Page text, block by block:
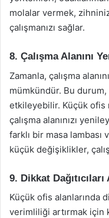
molalar vermek,
çalışmanızı sağlar.
8. Çalışma Alanını
Zamanla, çalışma
mümkündür. Bu
etkileyebilir. Küçük ofis
çalışma alanınızı
farklı bir masa
küçük değişiklikler,
9. Dikkat
Küçük ofis alanlarında
verimliliği artırmak için